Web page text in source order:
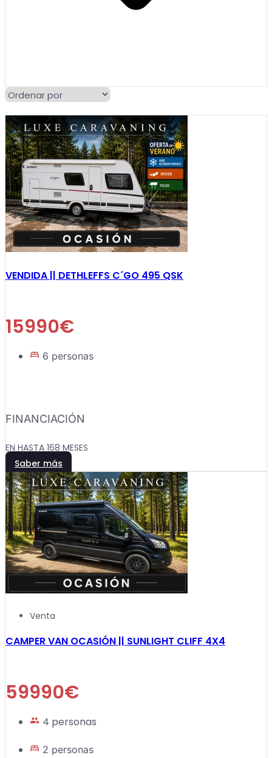
VENDIDA || DETHLEFFS C´GO 495 QSK
15990€
6 personas
FINANCIACIÓN
EN HASTA 168 MESES
Saber más
Venta
CAMPER VAN OCASIÓN || SUNLIGHT CLIFF 4X4
59990€
4 personas
2 personas